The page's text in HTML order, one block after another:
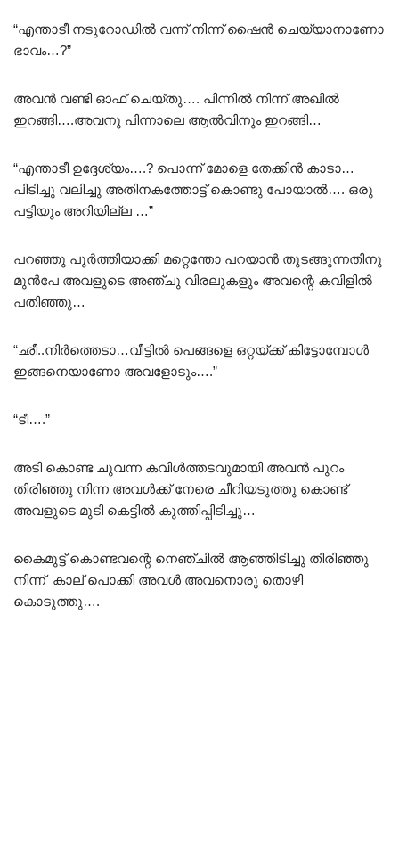
“എന്താടീ നടുറോഡിൽ വന്ന് നിന്ന് ഷൈൻ ചെയ്യാനാണോ
ഭാവം…?”
അവൻ വണ്ടി ഓഫ് ചെയ്തു…. പിന്നിൽ നിന്ന് അഖിൽ
ഇറങ്ങി….അവനു പിന്നാലെ ആൽവിനും ഇറങ്ങി…
“എന്താടീ ഉദ്ദേശ്യം….? പൊന്ന് മോളെ തേക്കിൻ കാടാ…
പിടിച്ചു വലിച്ചു അതിനകത്തോട്ട് കൊണ്ടു പോയാൽ…. ഒരു
പട്ടിയും അറിയില്ല …”
പറഞ്ഞു പൂർത്തിയാക്കി മറ്റെന്തോ പറയാൻ തുടങ്ങുന്നതിനു
മുൻപേ അവളുടെ അഞ്ചു വിരലുകളും അവന്റെ കവിളിൽ
പതിഞ്ഞു…
“ഛീ..നിർത്തെടാ…വീട്ടിൽ പെങ്ങളെ ഒറ്റയ്ക്ക് കിട്ടോമ്പോൾ
ഇങ്ങനെയാണോ അവളോടും….”
“ടീ….”
അടി കൊണ്ട ചുവന്ന കവിൾത്തടവുമായി അവൻ പുറം
തിരിഞ്ഞു നിന്ന അവൾക്ക് നേരെ ചീറിയടുത്തു കൊണ്ട്
അവളുടെ മുടി കെട്ടിൽ കുത്തിപ്പിടിച്ചു…
കൈമുട്ട് കൊണ്ടവന്റെ നെഞ്ചിൽ ആഞ്ഞിടിച്ചു തിരിഞ്ഞു
നിന്ന് കാല് പൊക്കി അവൾ അവനൊരു തൊഴി
കൊടുത്തു….